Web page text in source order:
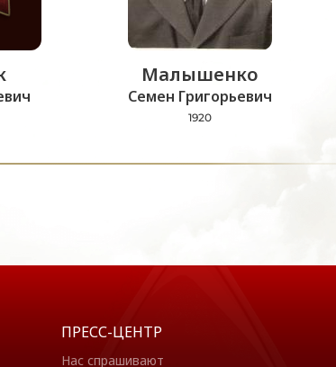
Малышенко
Семен Григорьевич
1920
ПРЕСС-ЦЕНТР
Нас спрашивают